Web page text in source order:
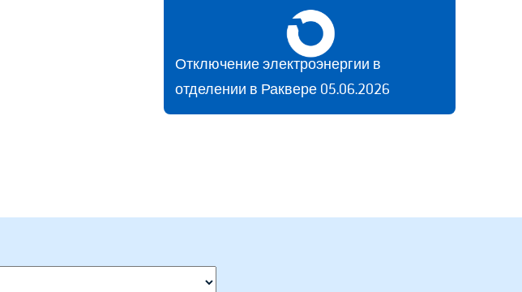
Отключение электроэнергии в
отделении в Раквере 05.06.2026